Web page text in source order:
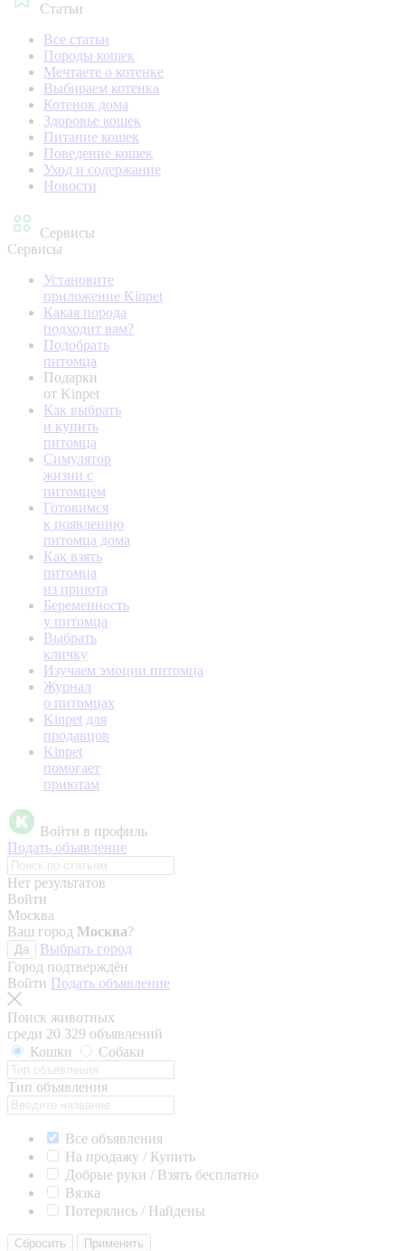
Статьи
Все статьи
Породы кошек
Мечтаете о котенке
Выбираем котенка
Котенок дома
Здоровье кошек
Питание кошек
Поведение кошек
Уход и содержание
Новости
Сервисы
Сервисы
Установите
приложение Kinpet
Какая порода
подходит вам?
Подобрать
питомца
Подарки
от Kinpet
Как выбрать
и купить
питомца
Симулятор
жизни с
питомцем
Готовимся
к появлению
питомца дома
Как взять
питомца
из приюта
Беременность
у питомца
Выбрать
кличку
Изучаем эмоции питомца
Журнал
о питомцах
Kinpet для
продавцов
Kinpet
помогает
приютам
Войти в профиль
Подать объявление
Нет результатов
Войти
Москва
Ваш город Москва?
Да
Выбрать город
Город подтверждён
Войти Подать объявление
Поиск животных
среди 20 329 объявлений
Кошки
Собаки
Тип объявления
Все объявления
На продажу / Купить
Добрые руки / Взять бесплатно
Вязка
Потерялись / Найдены
Сбросить Применить